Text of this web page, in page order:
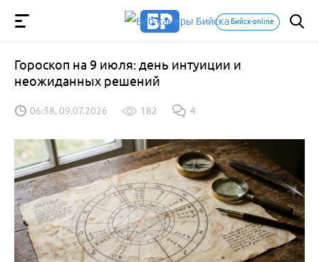
Бийск-online
Гороскоп на 9 июля: день интуиции и
неожиданных решений
06:38, 09.07.2026 182 4